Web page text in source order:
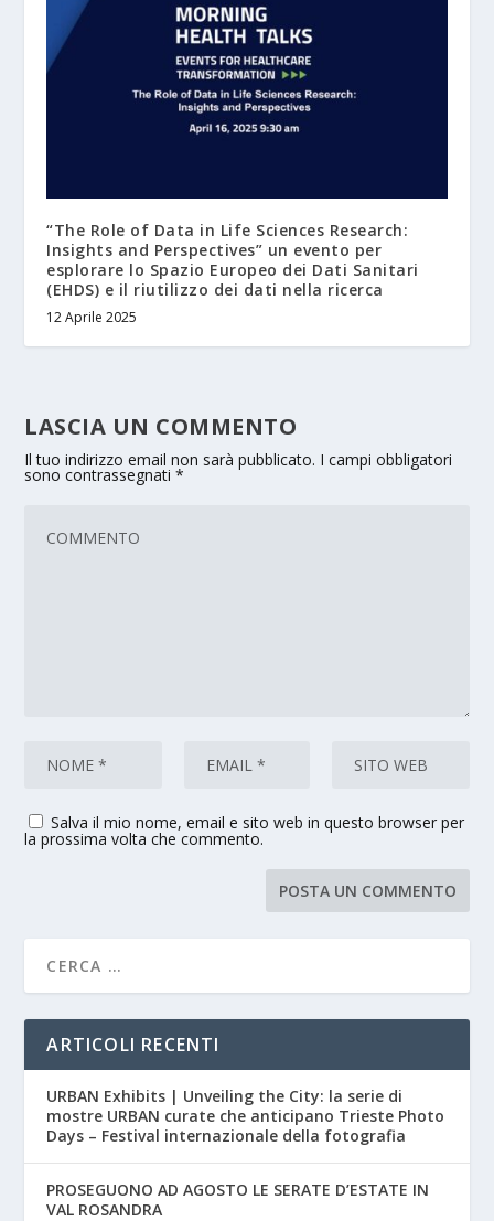
“The Role of Data in Life Sciences Research:
Insights and Perspectives” un evento per
esplorare lo Spazio Europeo dei Dati Sanitari
(EHDS) e il riutilizzo dei dati nella ricerca
12 Aprile 2025
LASCIA UN COMMENTO
Il tuo indirizzo email non sarà pubblicato. I campi obbligatori
sono contrassegnati*
Salva il mio nome, email e sito web in questo browser per
la prossima volta che commento.
ARTICOLI RECENTI
URBAN Exhibits | Unveiling the City: la serie di
mostre URBAN curate che anticipano Trieste Photo
Days – Festival internazionale della fotografia
PROSEGUONO AD AGOSTO LE SERATE D’ESTATE IN
VAL ROSANDRA